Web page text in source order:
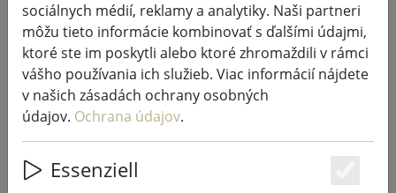
Sirius Tech-Line štartovacia sada
svetelnej siete 90 LED teplá biela
vonkajšia 1,2 x 1,2 m 230V čierna
sociálnych médií, reklamy a analytiky. Naši partneri
môžu tieto informácie kombinovať s ďalšími údajmi,
ktoré ste im poskytli alebo ktoré zhromaždili v rámci
vášho používania ich služieb. Viac informácií nájdete
v našich zásadách ochrany osobných
údajov. Ochrana údajov.
Essenziell